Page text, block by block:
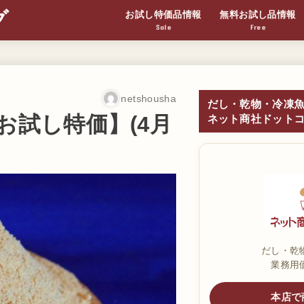
お試し特価品情報
Sale
無料お試し品情報
Free
netshousha
試し特価】(4月
だし・乾物・冷凍
ネット商社ドット
だし・乾
業務用
本店で